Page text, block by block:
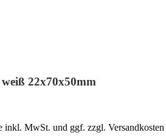
22x70x50mm
MwSt. und ggf. zzgl. Versandkosten